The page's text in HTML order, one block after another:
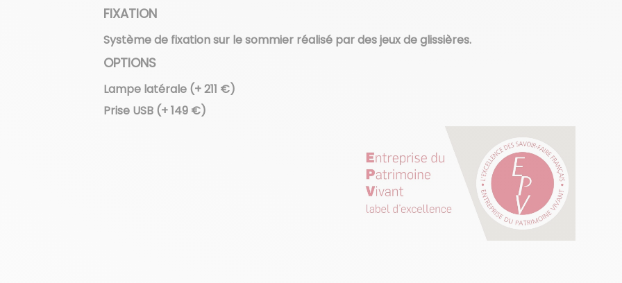
FIXATION
Système de fixation sur le sommier réalisé par des jeux de glissières.
OPTIONS
Lampe latérale (+ 211 €)
Prise USB (+ 149 €)